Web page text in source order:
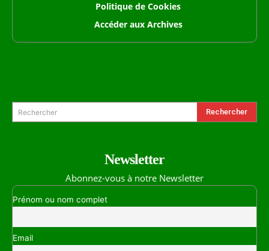
Politique de Cookies
Accéder aux Archives
Rechercher Rechercher
Newsletter
Abonnez-vous à notre Newsletter
Prénom ou nom complet
Email